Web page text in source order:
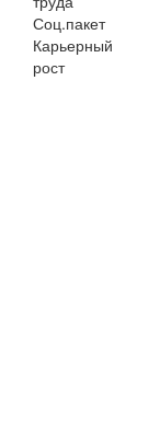
Соц.пакет
Карьерный
рост